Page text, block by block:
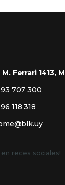
M. Ferrari 1413,
93 707 300
118 318
redes sociales!